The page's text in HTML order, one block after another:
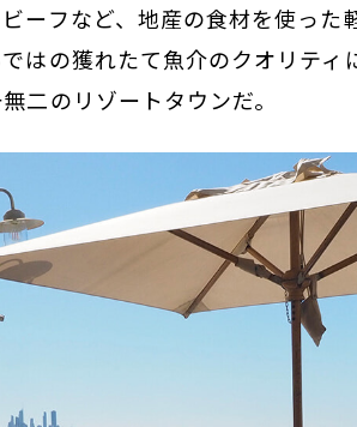
ーフなど、地産の食材を使った
はの獲れたて魚介のクオリテ
二のリゾートタウンだ。